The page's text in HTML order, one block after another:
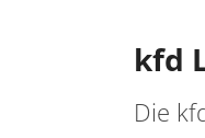
kfd
Die